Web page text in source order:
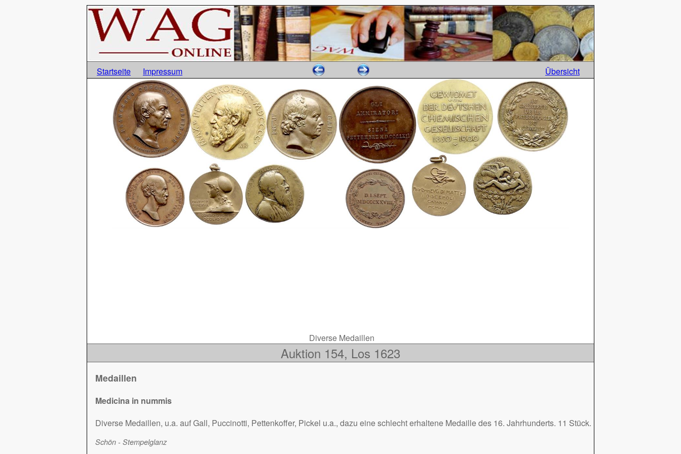
Startseite Impressum Übersicht
Diverse Medaillen
Auktion 154, Los 1623
Medaillen
Medicina in nummis
Diverse Medaillen, u.a. auf Gall, Puccinotti, Pettenkoffer, Pickel u.a., dazu eine schlecht erhaltene Medaille des 16. Jahrhunderts. 11 Stück.
Schön - Stempelglanz